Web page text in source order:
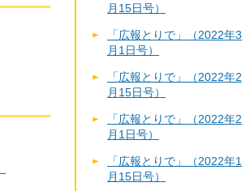
月15日号）
「広報とりで」（2022年3
月1日号）
「広報とりで」（2022年2
月15日号）
「広報とりで」（2022年2
月1日号）
「広報とりで」（2022年1
月15日号）